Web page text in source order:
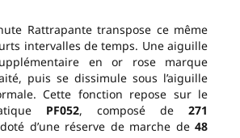
Rattrapante transpose ce même
intervalles de temps. Une aiguille
en or rose marque
puis se dissimule sous l’aiguille
Cette fonction repose sur le
PF052, composé de 271
d’une réserve de marche de 48